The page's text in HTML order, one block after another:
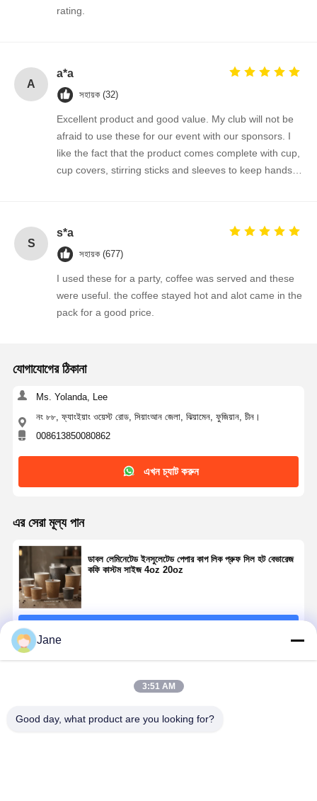
rating.
A
a*a
সহায়ক (32)
Excellent product and good value. My club will not be
afraid to use these for our event with our sponsors. I
like the fact that the product comes complete with cup,
cup covers, stirring sticks and sleeves to keep hands
S
s*a
সহায়ক (677)
I used these for a party, coffee was served and these
were useful. the coffee stayed hot and alot came in the
pack for a good price.
যোগাযোগের ঠিকানা
Ms. Yolanda, Lee
নং ৮৮, ফ্যাংইয়াং ওয়েস্ট রোড, সিয়াংআন জেলা, ঝিয়ামেন, ফুজিয়ান, চীন।
008613850080862
এখন চ্যাট করুন
এর সেরা মূল্য পান
ডাবল লেমিনেটেড ইনসুলেটেড পেপার কাপ লিক প্রুফ সিল হট বেভারেজ
কফি কাস্টম সাইজ 4oz 20oz
Jane
3:51 AM
Good day, what product are you looking for?